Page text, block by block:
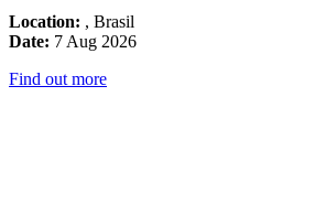
Location: , Brasil
Date: 7 Aug 2026
Find out more